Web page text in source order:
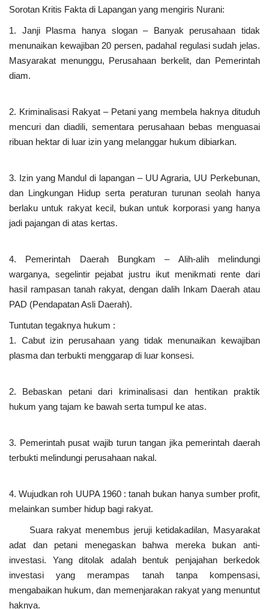
Sorotan Kritis Fakta di Lapangan yang mengiris Nurani:
1. Janji Plasma hanya slogan – Banyak perusahaan tidak
menunaikan kewajiban 20 persen, padahal regulasi sudah jelas.
Masyarakat menunggu, Perusahaan berkelit, dan Pemerintah
diam.
2. Kriminalisasi Rakyat – Petani yang membela haknya dituduh
mencuri dan diadili, sementara perusahaan bebas menguasai
ribuan hektar di luar izin yang melanggar hukum dibiarkan.
3. Izin yang Mandul di lapangan – UU Agraria, UU Perkebunan,
dan Lingkungan Hidup serta peraturan turunan seolah hanya
berlaku untuk rakyat kecil, bukan untuk korporasi yang hanya
jadi pajangan di atas kertas.
4. Pemerintah Daerah Bungkam – Alih-alih melindungi
warganya, segelintir pejabat justru ikut menikmati rente dari
hasil rampasan tanah rakyat, dengan dalih Inkam Daerah atau
PAD (Pendapatan Asli Daerah).
Tuntutan tegaknya hukum :
1. Cabut izin perusahaan yang tidak menunaikan kewajiban
plasma dan terbukti menggarap di luar konsesi.
2. Bebaskan petani dari kriminalisasi dan hentikan praktik
hukum yang tajam ke bawah serta tumpul ke atas.
3. Pemerintah pusat wajib turun tangan jika pemerintah daerah
terbukti melindungi perusahaan nakal.
4. Wujudkan roh UUPA 1960 : tanah bukan hanya sumber profit,
melainkan sumber hidup bagi rakyat.
Suara rakyat menembus jeruji ketidakadilan, Masyarakat
adat dan petani menegaskan bahwa mereka bukan anti-
investasi. Yang ditolak adalah bentuk penjajahan berkedok
investasi yang merampas tanah tanpa kompensasi,
mengabaikan hukum, dan memenjarakan rakyat yang menuntut
haknya.